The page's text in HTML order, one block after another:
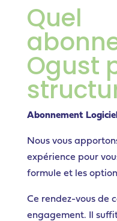
Quel
Ogust
Abonnement
Nous vous
expérience pour
formule et les
Ce rendez-vous de
engagement. Il